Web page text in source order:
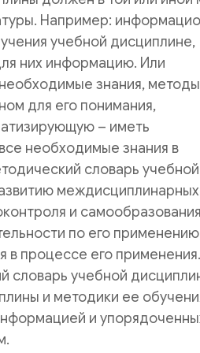
Например:
учебной дисциплине,
них информацию. Или
знания,
для его понимания,
– иметь
необходимые знания в
словарь учебной
междисциплинарных
и
по его
в процессе его
словарь учебной
и методики ее
и